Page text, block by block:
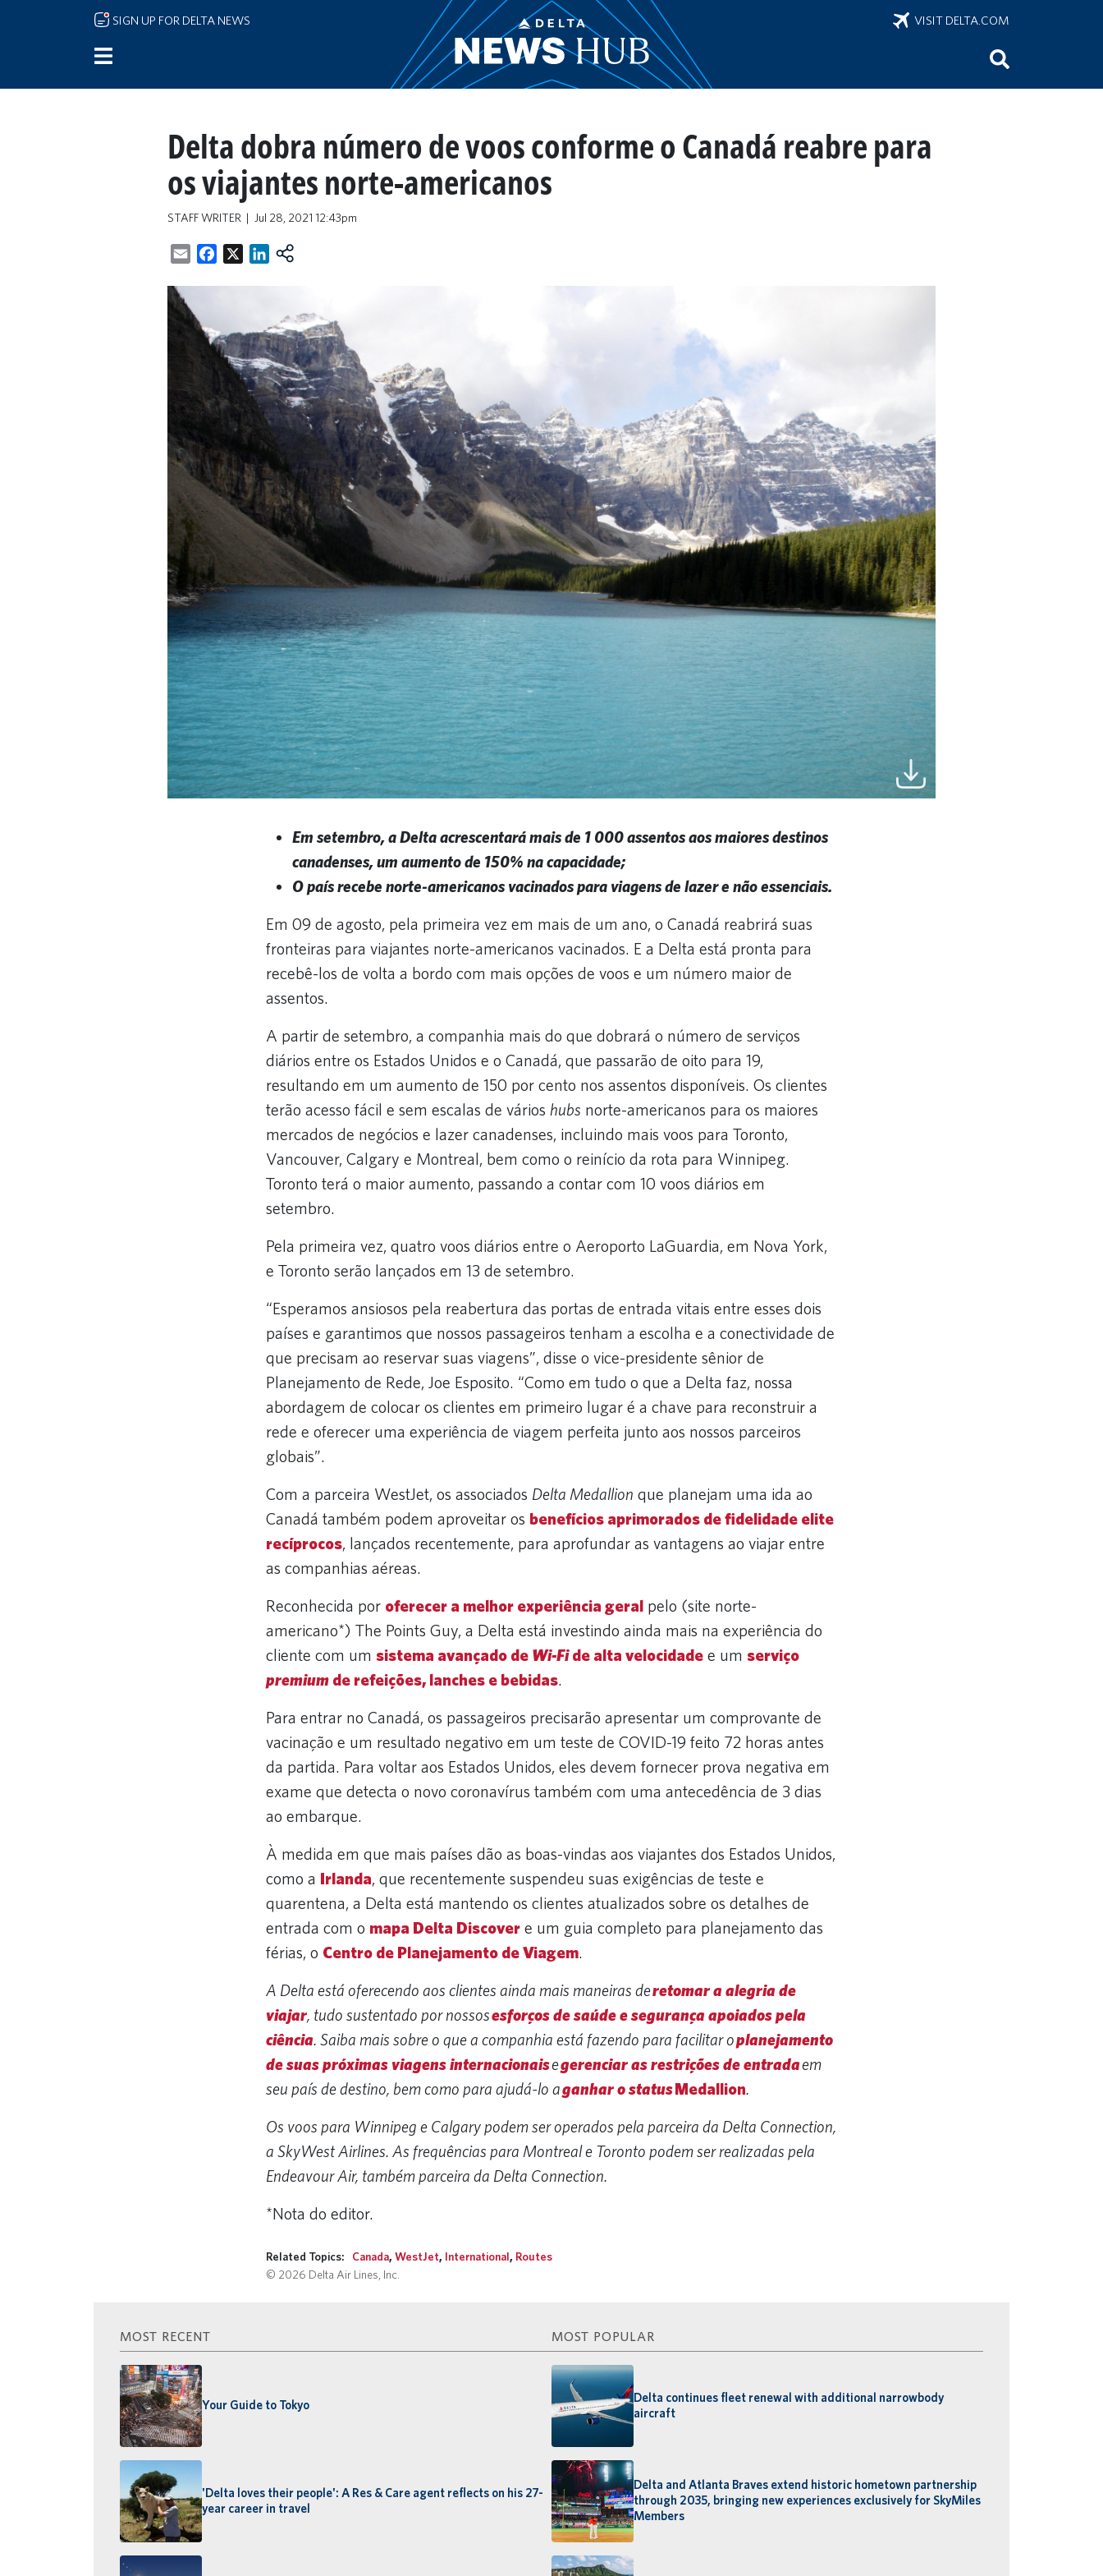
Skip to main content
SIGN UP FOR DELTA NEWS VISIT DELTA.COM
Delta dobra número de voos conforme o Canadá reabre para
os viajantes norte-americanos
STAFF WRITER Jul 28, 2021 12:43pm
EmailFacebookLinkedIn
Em setembro, a Delta acrescentará mais de 1 000 assentos aos maiores destinos
canadenses, um aumento de 150% na capacidade;
O país recebe norte-americanos vacinados para viagens de lazer e não essenciais.
Em 09 de agosto, pela primeira vez em mais de um ano, o Canadá reabrirá suas
fronteiras para viajantes norte-americanos vacinados. E a Delta está pronta para
recebê-los de volta a bordo com mais opções de voos e um número maior de
assentos.
A partir de setembro, a companhia mais do que dobrará o número de serviços
diários entre os Estados Unidos e o Canadá, que passarão de oito para 19,
resultando em um aumento de 150 por cento nos assentos disponíveis. Os clientes
terão acesso fácil e sem escalas de vários hubs norte-americanos para os maiores
mercados de negócios e lazer canadenses, incluindo mais voos para Toronto,
Vancouver, Calgary e Montreal, bem como o reinício da rota para Winnipeg.
Toronto terá o maior aumento, passando a contar com 10 voos diários em
setembro.
Pela primeira vez, quatro voos diários entre o Aeroporto LaGuardia, em Nova York,
e Toronto serão lançados em 13 de setembro.
“Esperamos ansiosos pela reabertura das portas de entrada vitais entre esses dois
países e garantimos que nossos passageiros tenham a escolha e a conectividade de
que precisam ao reservar suas viagens”, disse o vice-presidente sênior de
Planejamento de Rede, Joe Esposito. “Como em tudo o que a Delta faz, nossa
abordagem de colocar os clientes em primeiro lugar é a chave para reconstruir a
rede e oferecer uma experiência de viagem perfeita junto aos nossos parceiros
globais”.
Com a parceira WestJet, os associados Delta Medallion que planejam uma ida ao
Canadá também podem aproveitar os benefícios aprimorados de fidelidade elite
recíprocos, lançados recentemente, para aprofundar as vantagens ao viajar entre
as companhias aéreas.
Reconhecida por oferecer a melhor experiência geral pelo (site norte-
americano*) The Points Guy, a Delta está investindo ainda mais na experiência do
cliente com um sistema avançado de Wi-Fide alta velocidade e um serviço
premium de refeições, lanches e bebidas.
Para entrar no Canadá, os passageiros precisarão apresentar um comprovante de
vacinação e um resultado negativo em um teste de COVID-19 feito 72 horas antes
da partida. Para voltar aos Estados Unidos, eles devem fornecer prova negativa em
exame que detecta o novo coronavírus também com uma antecedência de 3 dias
ao embarque.
À medida em que mais países dão as boas-vindas aos viajantes dos Estados Unidos,
como a Irlanda, que recentemente suspendeu suas exigências de teste e
quarentena, a Delta está mantendo os clientes atualizados sobre os detalhes de
entrada com o mapa Delta Discover e um guia completo para planejamento das
férias, o Centro de Planejamento de Viagem.
A Delta está oferecendo aos clientes ainda mais maneiras deretomar a alegria de
viajar, tudo sustentado por nossosesforços de saúde e segurança apoiados pela
ciência. Saiba mais sobre o que a companhia está fazendo para facilitar oplanejamento
de suas próximas viagens internacionaisegerenciar as restrições de entradaem
seu país de destino, bem como para ajudá-lo aganhar o statusMedallion.
Os voos para Winnipeg e Calgary podem ser operados pela parceira da Delta Connection,
a SkyWest Airlines. As frequências para Montreal e Toronto podem ser realizadas pela
Endeavour Air, também parceira da Delta Connection.
*Nota do editor.
Related Topics: Canada,WestJet, International, Routes
© 2026 Delta Air Lines, Inc.
MOST RECENT
Your Guide to Tokyo
'Delta loves their people': A Res & Care agent reflects on his 27-
year career in travel
MOST POPULAR
Delta continues fleet renewal with additional narrowbody
aircraft
Delta and Atlanta Braves extend historic hometown partnership
through 2035, bringing new experiences exclusively for SkyMiles
Members